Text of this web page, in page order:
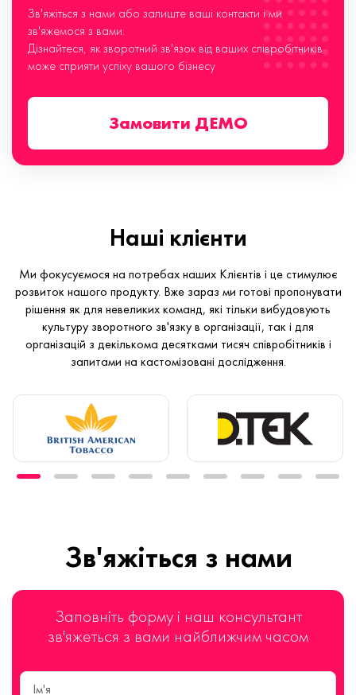
Зв'яжіться з нами або залиште ваші контакти і ми
зв'яжемося з вами.
Дізнайтеся, як зворотний зв'язок від ваших співробітників
може сприяти успіху вашого бізнесу
Замовити ДЕМО
Наші клієнти
Ми фокусуємося на потребах наших Клієнтів і це стимулює
розвиток нашого продукту. Вже зараз ми готові пропонувати
рішення як для невеликих команд, які тільки вибудовують
культуру зворотного зв'язку в організації, так і для
організацій з декількома десятками тисяч співробітників і
запитами на кастомізовані дослідження.
Зв'яжіться з нами
Заповніть форму і наш консультант
зв'яжеться з вами найближчим часом